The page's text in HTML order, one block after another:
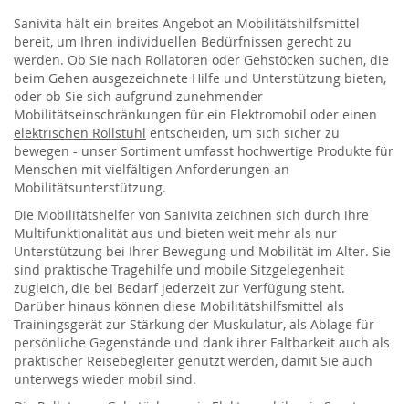
Sanivita hält ein breites Angebot an Mobilitätshilfsmittel
bereit, um Ihren individuellen Bedürfnissen gerecht zu
werden. Ob Sie nach Rollatoren oder Gehstöcken suchen, die
beim Gehen ausgezeichnete Hilfe und Unterstützung bieten,
oder ob Sie sich aufgrund zunehmender
Mobilitätseinschränkungen für ein Elektromobil oder einen
elektrischen Rollstuhl entscheiden, um sich sicher zu
bewegen - unser Sortiment umfasst hochwertige Produkte für
Menschen mit vielfältigen Anforderungen an
Mobilitätsunterstützung.
Die Mobilitätshelfer von Sanivita zeichnen sich durch ihre
Multifunktionalität aus und bieten weit mehr als nur
Unterstützung bei Ihrer Bewegung und Mobilität im Alter. Sie
sind praktische Tragehilfe und mobile Sitzgelegenheit
zugleich, die bei Bedarf jederzeit zur Verfügung steht.
Darüber hinaus können diese Mobilitätshilfsmittel als
Trainingsgerät zur Stärkung der Muskulatur, als Ablage für
persönliche Gegenstände und dank ihrer Faltbarkeit auch als
praktischer Reisebegleiter genutzt werden, damit Sie auch
unterwegs wieder mobil sind.